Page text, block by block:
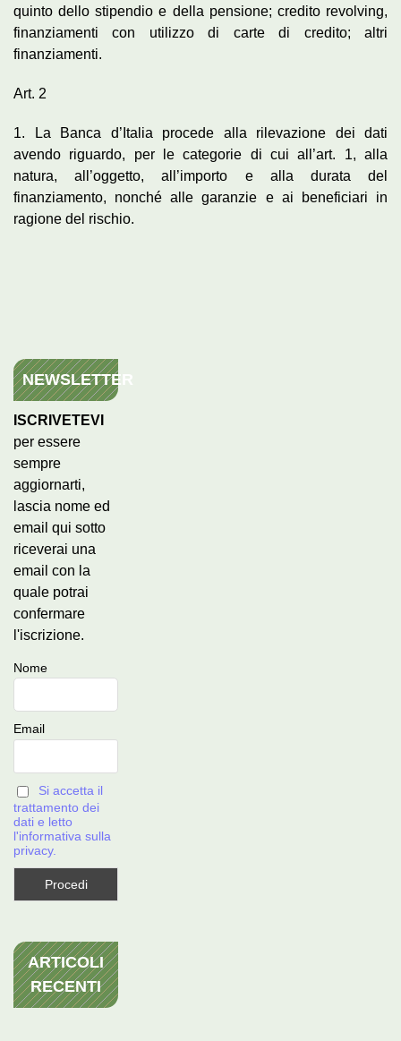
quinto dello stipendio e della pensione; credito revolving,
finanziamenti con utilizzo di carte di credito; altri
finanziamenti.
Art. 2
1. La Banca d’Italia procede alla rilevazione dei dati
avendo riguardo, per le categorie di cui all’art. 1, alla
natura, all’oggetto, all’importo e alla durata del
finanziamento, nonché alle garanzie e ai beneficiari in
ragione del rischio.
NEWSLETTER
ISCRIVETEVI
per essere
sempre
aggiornarti,
lascia nome ed
email qui sotto
riceverai una
email con la
quale potrai
confermare
l'iscrizione.
Nome
Email
Si accetta il
trattamento dei
dati e letto
l'informativa sulla
privacy.
ARTICOLI
RECENTI